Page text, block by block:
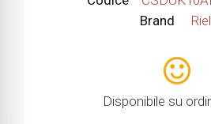
Brand
Disponibile su